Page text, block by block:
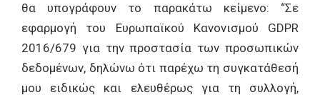
θα υπογράφουν το παρακάτω κείμενο: “Σε
εφαρμογή του Ευρωπαϊκού Κανονισμού GDPR
2016/679 για την προστασία των προσωπικών
δεδομένων, δηλώνω ότι παρέχω τη συγκατάθεσή
μου ειδικώς και ελευθέρως για τη συλλογή,